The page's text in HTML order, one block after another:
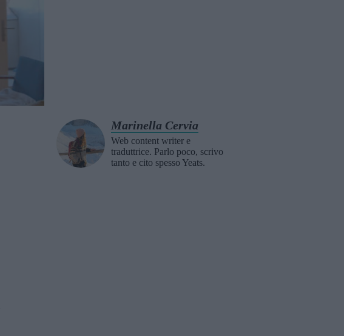
Marinella Cervia
Web content writer e
traduttrice. Parlo poco, scrivo
tanto e cito spesso Yeats.